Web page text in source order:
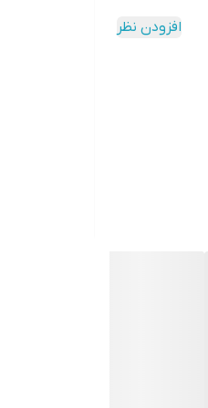
افزودن نظر